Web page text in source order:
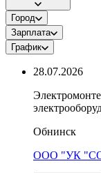
Город
Зарплата
График
28.07.2026
Обнинск
ООО "УК